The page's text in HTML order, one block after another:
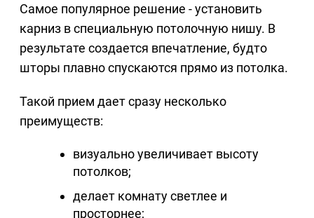
Самое популярное решение - установить
карниз в специальную потолочную нишу. В
результате создается впечатление, будто
шторы плавно спускаются прямо из потолка.
Такой прием дает сразу несколько
преимуществ:
визуально увеличивает высоту
потолков;
делает комнату светлее и
просторнее;